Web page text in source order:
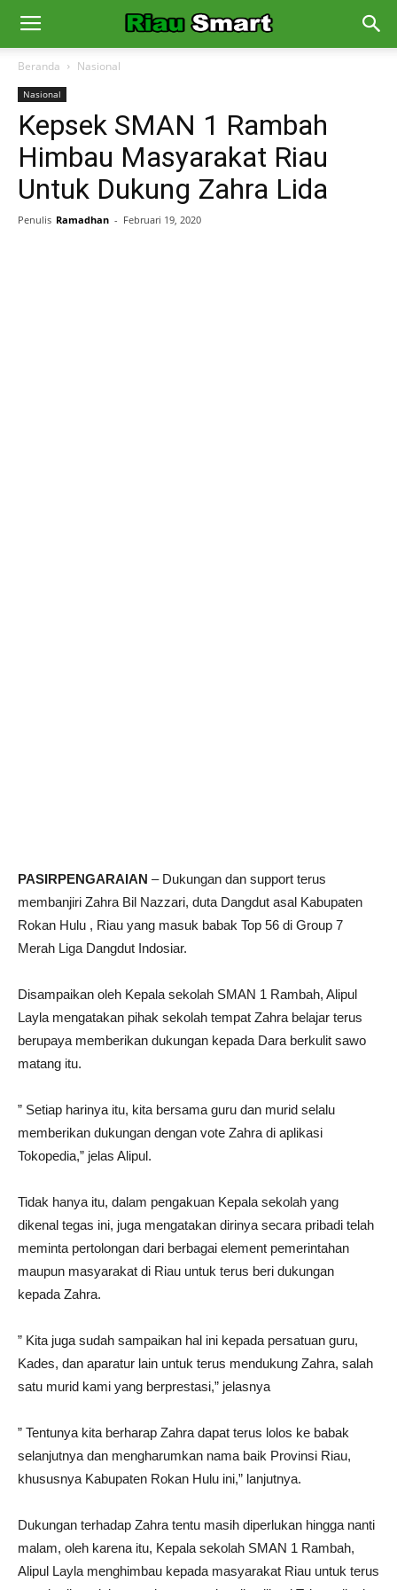
Beranda Nasional
Nasional
Kepsek SMAN 1 Rambah
Himbau Masyarakat Riau
Untuk Dukung Zahra Lida
Penulis Ramadhan - Februari 19, 2020
PASIRPENGARAIAN – Dukungan dan support terus
membanjiri Zahra Bil Nazzari, duta Dangdut asal Kabupaten
Rokan Hulu , Riau yang masuk babak Top 56 di Group 7
Merah Liga Dangdut Indosiar.
Disampaikan oleh Kepala sekolah SMAN 1 Rambah, Alipul
Layla mengatakan pihak sekolah tempat Zahra belajar terus
berupaya memberikan dukungan kepada Dara berkulit sawo
matang itu.
” Setiap harinya itu, kita bersama guru dan murid selalu
memberikan dukungan dengan vote Zahra di aplikasi
Tokopedia,” jelas Alipul.
Tidak hanya itu, dalam pengakuan Kepala sekolah yang
dikenal tegas ini, juga mengatakan dirinya secara pribadi telah
meminta pertolongan dari berbagai element pemerintahan
maupun masyarakat di Riau untuk terus beri dukungan
kepada Zahra.
” Kita juga sudah sampaikan hal ini kepada persatuan guru,
Kades, dan aparatur lain untuk terus mendukung Zahra, salah
satu murid kami yang berprestasi,” jelasnya
” Tentunya kita berharap Zahra dapat terus lolos ke babak
selanjutnya dan mengharumkan nama baik Provinsi Riau,
khususnya Kabupaten Rokan Hulu ini,” lanjutnya.
Dukungan terhadap Zahra tentu masih diperlukan hingga nanti
malam, oleh karena itu, Kepala sekolah SMAN 1 Rambah,
Alipul Layla menghimbau kepada masyarakat Riau untuk terus